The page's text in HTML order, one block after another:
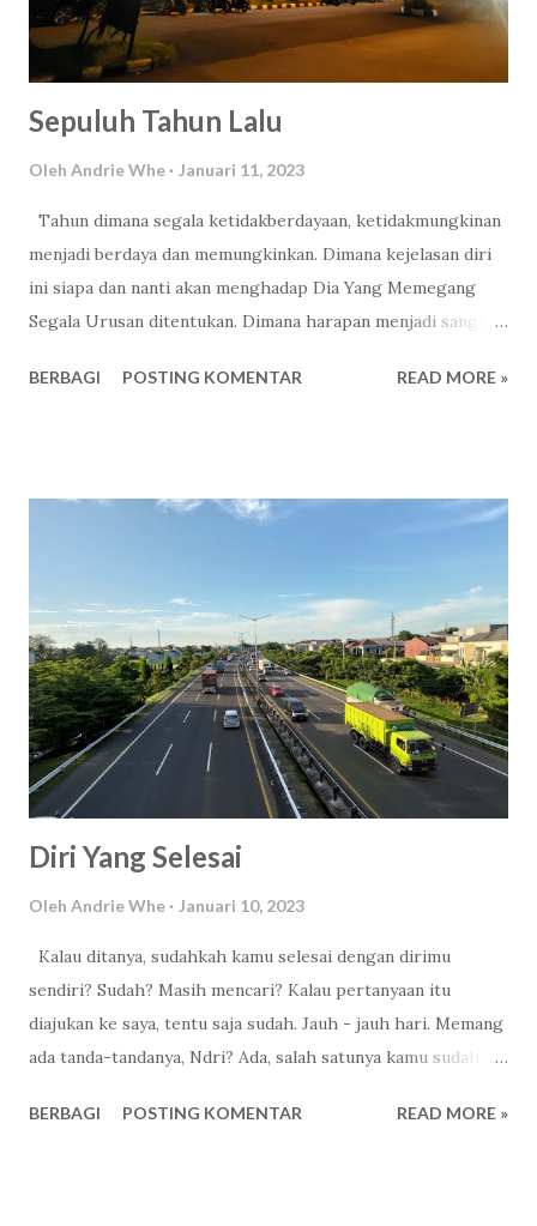
Sepuluh Tahun Lalu
Oleh Andrie Whe Januari 11, 2023
Tahun dimana segala ketidakberdayaan, ketidakmungkinan
menjadi berdaya dan memungkinkan. Dimana kejelasan diri
ini siapa dan nanti akan menghadap Dia Yang Memegang
Segala Urusan ditentukan. Dimana harapan menjadi sangat
walau pelan perlahan. Dimana kepercayaan, konsistensi
Oh wahai para biarawan malam .
BERBAGI POSTING KOMENTAR READ MORE »
Diri Yang Selesai
Oleh Andrie Whe Januari 10, 2023
Kalau ditanya, sudahkah kamu selesai dengan dirimu
sendiri? Sudah? Masih mencari? Kalau pertanyaan itu
diajukan ke saya, tentu saja sudah. Jauh - jauh hari. Memang
ada tanda-tandanya, Ndri? Ada, salah satunya kamu sudah
Bagaimana caranya dirimu bisa berkontribusi. Apa pun
BERBAGI POSTING KOMENTAR READ MORE »